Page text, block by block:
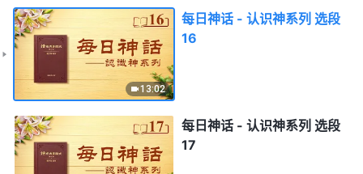
13:02
每日神话 - 认识神系列 选段
16
每日神话 - 认识神系列 选段
17